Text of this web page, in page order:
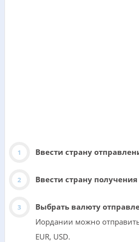
Ввести страну
Ввести страну получения
Выбрать валюту
Иордании можно
EUR, USD.